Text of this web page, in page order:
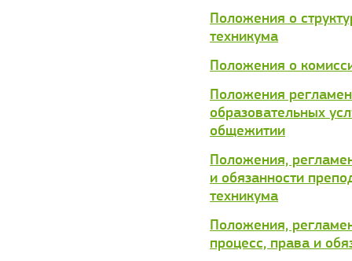
Положения о
техникума
Положения о
Положения
образовательных
общежитии
Положения,
и обязанности
техникума
Положения,
процесс, права и